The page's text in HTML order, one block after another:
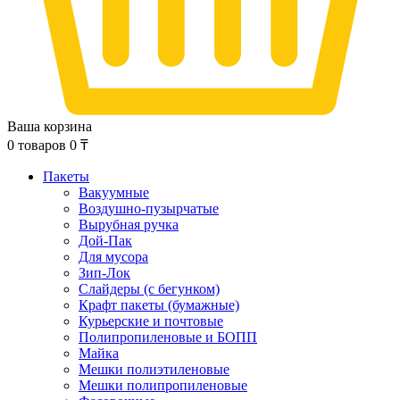
Ваша корзина
0 товаров 0 ₸
Пакеты
Вакуумные
Воздушно-пузырчатые
Вырубная ручка
Дой-Пак
Для мусора
Зип-Лок
Слайдеры (с бегунком)
Крафт пакеты (бумажные)
Курьерские и почтовые
Полипропиленовые и БОПП
Майка
Мешки полиэтиленовые
Мешки полипропиленовые